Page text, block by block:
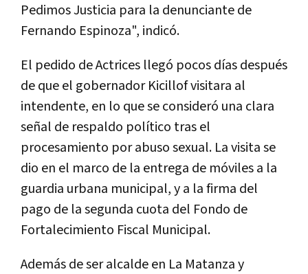
Pedimos Justicia para la denunciante de
Fernando Espinoza", indicó.
El pedido de Actrices llegó pocos días después
de que el gobernador Kicillof visitara al
intendente, en lo que se consideró una clara
señal de respaldo político tras el
procesamiento por abuso sexual. La visita se
dio en el marco de la entrega de móviles a la
guardia urbana municipal, y a la firma del
pago de la segunda cuota del Fondo de
Fortalecimiento Fiscal Municipal.
Además de ser alcalde en La Matanza y